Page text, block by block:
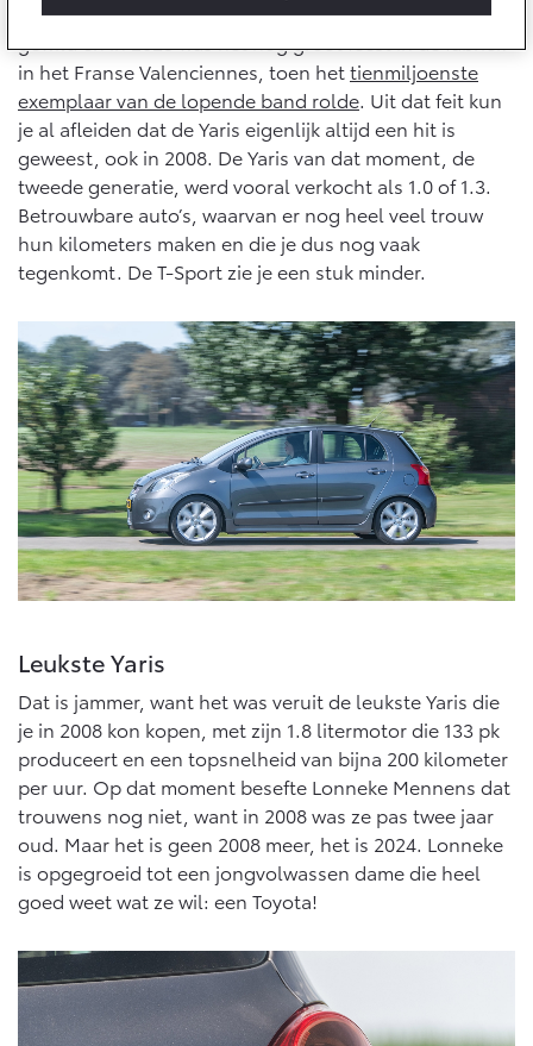
bZ4X
BATTERIJ-ELEKTRISCH
bZ4X Touring
BATTERIJ-ELEKTRISCH
Vanaf € 48.995,-
Mirai
WATERSTOF-ELEKTRISCH
Vanaf € 76.695,-
Proace City (excl. BTW)
OOK ALS BATTERIJ-
ELEKTRISCH
Vanaf € 27.945,-
ELEKTRISCH
Vanaf € 37.500,- Vanaf € 55.950,-
Proace Max (excl. BTW)
OOK ALS BATTERIJ-
Hilux (excl. BTW)
OOK ALS BATTERIJ-
Navigatie updates
De Toyota Yaris is een hit. Het nieuwste model is enorm
gewild en in 2023 was het nog groot feest in de fabriek
in het Franse Valenciennes, toen hettienmiljoenste
exemplaar van de lopende band rolde. Uit dat feit kun
je al afleiden dat de Yaris eigenlijk altijd een hit is
geweest, ook in 2008. De Yaris van dat moment, de
tweede generatie, werd vooral verkocht als 1.0 of 1.3.
Betrouwbare auto’s, waarvan er nog heel veel trouw
hun kilometers maken en die je dus nog vaak
tegenkomt. De T-Sport zie je een stuk minder.
Leukste Yaris
Dat is jammer, want het was veruit de leukste Yaris die
je in 2008 kon kopen, met zijn 1.8 litermotor die 133 pk
produceert en een topsnelheid van bijna 200 kilometer
per uur. Op dat moment besefte Lonneke Mennens dat
trouwens nog niet, want in 2008 was ze pas twee jaar
oud. Maar het is geen 2008 meer, het is 2024. Lonneke
is opgegroeid tot een jongvolwassen dame die heel
goed weet wat ze wil: een Toyota!